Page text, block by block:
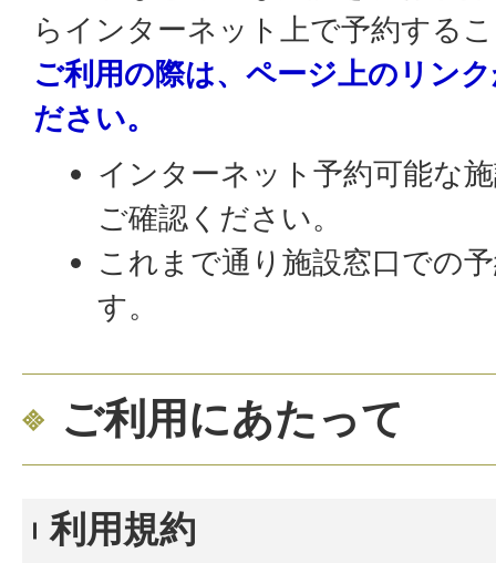
らインターネット上で予約する
ご利用の際は、ページ上のリン
ださい。
インターネット予約可能な
ご確認ください。
これまで通り施設窓口での
す。
ご利用にあたって
利用規約